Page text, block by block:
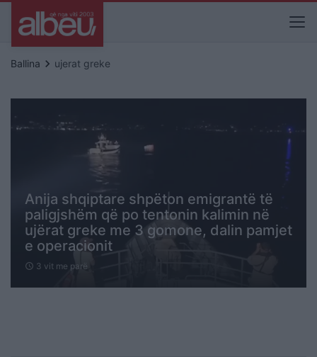
Ballina keyboard_arrow_right ujerat greke
Anija shqiptare shpëton emigrantë të
paligjshëm që po tentonin kalimin në
ujërat greke me 3 gomone, dalin pamjet
e operacionit
schedule 3 vit me parë